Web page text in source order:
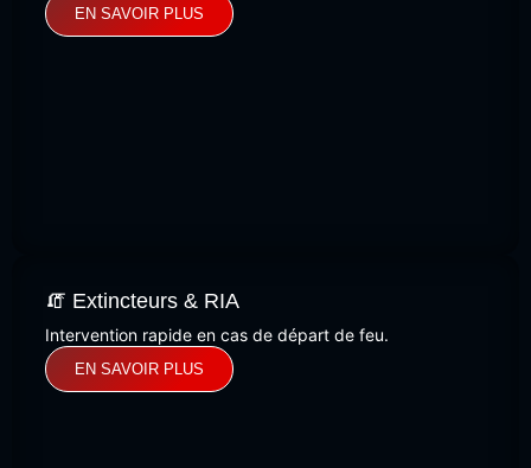
EN SAVOIR PLUS
🧯 Extincteurs & RIA
Intervention rapide en cas de départ de feu.
EN SAVOIR PLUS